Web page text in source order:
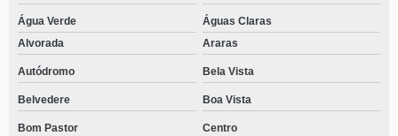
Água Verde
Águas Claras
Alvorada
Araras
Autódromo Bela Vista
Belvedere Boa Vista
Bom Pastor Centro